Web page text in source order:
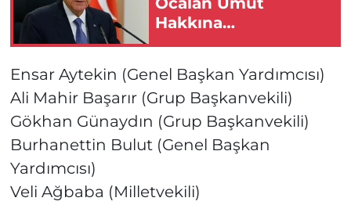
Hakkına
Kavuşmalıdır!
Ensar Aytekin (Genel Başkan Yardımcısı)
Ali Mahir Başarır (Grup Başkanvekili)
Gökhan Günaydın (Grup Başkanvekili)
Burhanettin Bulut (Genel Başkan
Yardımcısı)
Veli Ağbaba (Milletvekili)